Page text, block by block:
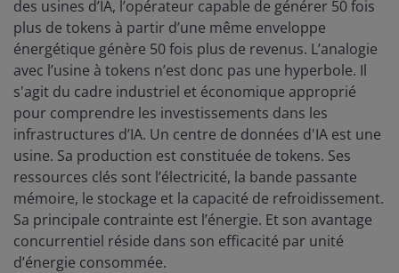
des usines d’IA, l’opérateur capable de générer 50 fois
plus de tokens à partir d’une même enveloppe
énergétique génère 50 fois plus de revenus. L’analogie
avec l’usine à tokens n’est donc pas une hyperbole. Il
s'agit du cadre industriel et économique approprié
pour comprendre les investissements dans les
infrastructures d’IA. Un centre de données d'IA est une
usine. Sa production est constituée de tokens. Ses
ressources clés sont l’électricité, la bande passante
mémoire, le stockage et la capacité de refroidissement.
Sa principale contrainte est l’énergie. Et son avantage
concurrentiel réside dans son efficacité par unité
d’énergie consommée.